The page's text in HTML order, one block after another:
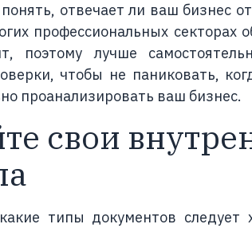
отвечает ли ваш бизнес
профессиональных секторах
поэтому лучше
чтобы не паниковать,
проанализировать ваш бизнес.
свои
типы документов следует